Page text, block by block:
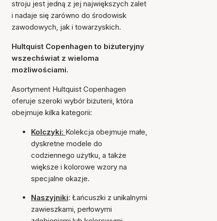
stroju jest jedną z jej największych zalet
i nadaje się zarówno do środowisk
zawodowych, jak i towarzyskich.
Hultquist Copenhagen to biżuteryjny
wszechświat z wieloma
możliwościami.
Asortyment Hultquist Copenhagen
oferuje szeroki wybór biżuterii, która
obejmuje kilka kategorii:
Kolczyki: Kolekcja obejmuje małe,
dyskretne modele do
codziennego użytku, a także
większe i kolorowe wzory na
specjalne okazje.
Naszyjniki: Łańcuszki z unikalnymi
zawieszkami, perłowymi